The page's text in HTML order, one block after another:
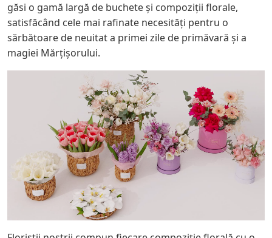
găsi o gamă largă de buchete și compoziții florale,
satisfăcând cele mai rafinate necesități pentru o
sărbătoare de neuitat a primei zile de primăvară și a
magiei Mărțișorului.